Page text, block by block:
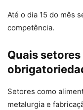
Até o dia 15 do mês
competência.
Quais
Setores como
metalurgia e